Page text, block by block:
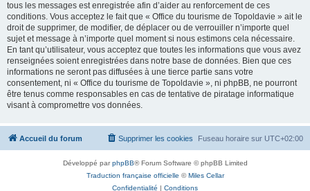
tous les messages est enregistrée afin d’aider au renforcement de ces
conditions. Vous acceptez le fait que « Office du tourisme de Topoldavie » ait le
droit de supprimer, de modifier, de déplacer ou de verrouiller n’importe quel
sujet et message à n’importe quel moment si nous estimons cela nécessaire.
En tant qu’utilisateur, vous acceptez que toutes les informations que vous avez
renseignées soient enregistrées dans notre base de données. Bien que ces
informations ne seront pas diffusées à une tierce partie sans votre
consentement, ni « Office du tourisme de Topoldavie », ni phpBB, ne pourront
être tenus comme responsables en cas de tentative de piratage informatique
visant à compromettre vos données.
Accueil du forum Fuseau horaire sur UTC+02:00
Supprimer les cookies
Développé parphpBB® Forum Software © phpBB Limited
Traduction française officielle ©Miles Cellar
Confidentialité | Conditions